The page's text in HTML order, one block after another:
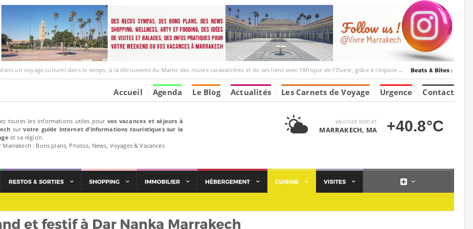
voyage culturel dans le temps, à la découverte du Maroc des routes caravanières et de ses liens avec l’Afrique de l’Ouest, grâce à l’espace Marrakesh-Tumbuktu.
Accueil Agenda Le Blog Actualités Les Carnets de Voyage Urgence Contact
toutes les informations utiles pour vos vacances et séjours à
survotre guide internet d’informations touristiques sur la
et sa région.
Marrakech : Bons plans, Photos, News, Voyages & Vacances
WEATHER REPORT
MARRAKECH, MA +40.8°C